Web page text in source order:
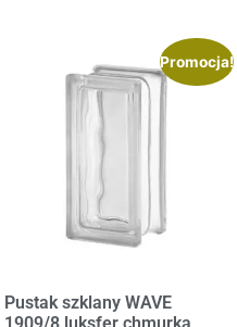
Promocja!
Pustak szklany WAVE